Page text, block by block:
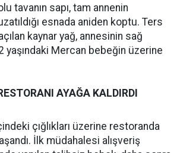
tavanın sapı, tam annenin
esnada aniden koptu. Ters
kaynar yağ, annesinin sağ
yaşındaki Mercan bebeğin üzerine
AYAĞA KALDIRDI
çığlıkları üzerine restoranda
İlk müdahalesi alışveriş